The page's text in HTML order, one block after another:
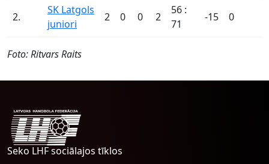
2.
SK Latgols
juniori
2 0 0 2
56 :
71
-15 0
Foto: Ritvars Raits
Seko LHF sociālajos tīklos